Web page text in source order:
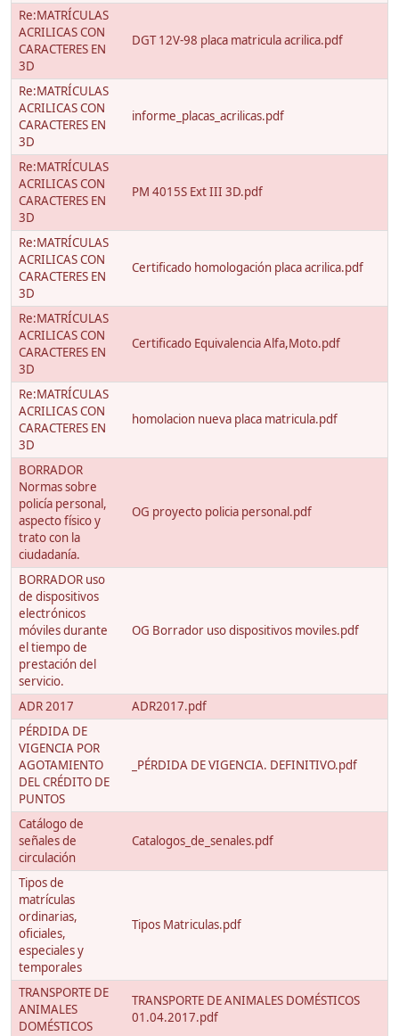
Re:MATRÍCULAS
ACRILICAS CON
CARACTERES EN
3D
DGT 12V-98 placa matricula acrilica.pdf
Re:MATRÍCULAS
ACRILICAS CON
CARACTERES EN
3D
informe_placas_acrilicas.pdf
Re:MATRÍCULAS
ACRILICAS CON
CARACTERES EN
3D
PM 4015S Ext III 3D.pdf
Re:MATRÍCULAS
ACRILICAS CON
CARACTERES EN
3D
Certificado homologación placa acrilica.pdf
Re:MATRÍCULAS
ACRILICAS CON
CARACTERES EN
3D
Certificado Equivalencia Alfa,Moto.pdf
Re:MATRÍCULAS
ACRILICAS CON
CARACTERES EN
3D
homolacion nueva placa matricula.pdf
BORRADOR
Normas sobre
policía personal,
aspecto físico y
trato con la
ciudadanía.
OG proyecto policia personal.pdf
BORRADOR uso
de dispositivos
electrónicos
móviles durante
el tiempo de
prestación del
servicio.
OG Borrador uso dispositivos moviles.pdf
ADR 2017
ADR2017.pdf
PÉRDIDA DE
VIGENCIA POR
AGOTAMIENTO
DEL CRÉDITO DE
PUNTOS
_PÉRDIDA DE VIGENCIA. DEFINITIVO.pdf
Catálogo de
señales de
circulación
Catalogos_de_senales.pdf
Tipos de
matrículas
ordinarias,
oficiales,
especiales y
temporales
Tipos Matriculas.pdf
TRANSPORTE DE
ANIMALES
DOMÉSTICOS
TRANSPORTE DE ANIMALES DOMÉSTICOS
01.04.2017.pdf